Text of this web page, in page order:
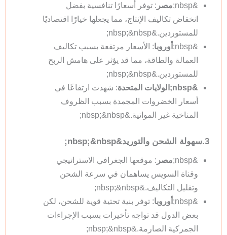
&nbsp; مصر : توفر أسعارًا تنافسية بفضل
انخفاض تكاليف الإنتاج، مما يجعلها خيارًا اقتصاديًا
للمستوردين.&nbsp;&nbsp;
&nbsp;
أوروبا: الأسعار مرتفعة بسبب تكاليف
العمالة والطاقة، مما قد يؤثر على هامش الربح
للمستوردين.&nbsp;&nbsp;
&nbsp;الولايات المتحدة
: شهدت ارتفاعًا في
أسعار الخضروات المجمدة بسبب الظروف
المناخية غير المواتية.&nbsp;&nbsp;
3.سهولة الشحن والتوريد&nbsp;&nbsp;
&nbsp; مصر : موقعها الجغرافي الاستراتيجي
وقناة السويس يساهمان في سرعة الشحن
وتقليل التكاليف.&nbsp;&nbsp;
&nbsp;
أوروبا: توفر بنية تحتية قوية للشحن، لكن
بعض الدول قد تواجه تأخيرات بسبب الإجراءات
الجمركية الصارمة.&nbsp;&nbsp;